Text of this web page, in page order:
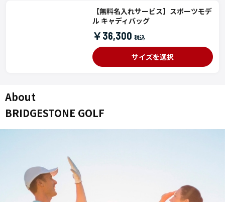
【無料名入れサービス】スポーツモデ
ル キャディバッグ
￥36,300
サイズを選択
About
BRIDGESTONE GOLF